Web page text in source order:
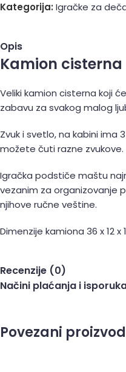
Kategorija: Igračke za
Opis
Kamion
Veliki kamion cisterna koji
zabavu za svakog malog
Zvuk i svetlo, na kabini ima
možete čuti razne zvukove.
Igračka podstiče maštu
vezanim za organizovanje
njihove ručne veštine.
Dimenzije kamiona 36 x 12 x
Recenzije (0)
Načini plaćanja i
Povezani